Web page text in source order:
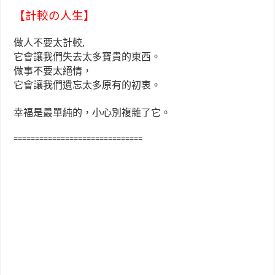
【計較の人生】
做人不要太計較,
它會讓我們失去太多寶貴的東西。
做事不要太絕情，
它會讓我們遺忘太多原有的初衷。
幸福是最單純的，小心別複雜了它。
==============================